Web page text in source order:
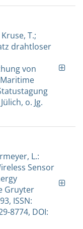
T.;
drahtloser
von
o. Jg.
L.:
Sensor
Gruyter
ISSN:
8774, DOI: